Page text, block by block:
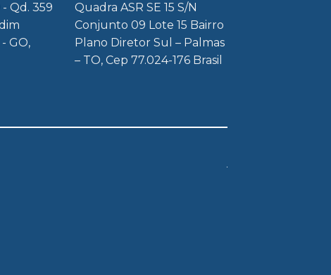
- Qd. 359
GO,
Quadra ASR SE 15 S/N
Conjunto 09 Lote 15 Bairro
Plano Diretor Sul – Palmas
– TO, Cep 77.024-176 Brasil